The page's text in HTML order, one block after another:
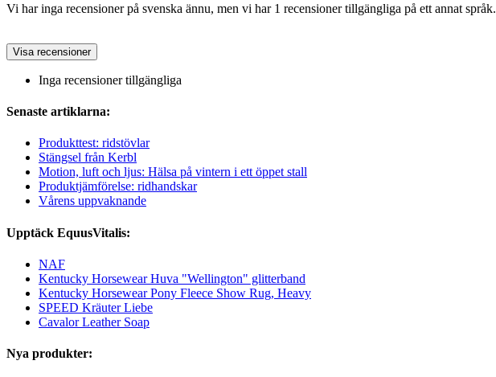
Vi har inga recensioner på svenska ännu, men vi har 1 recensioner tillgängliga på ett annat språk.
Visa recensioner
Inga recensioner tillgängliga
Senaste artiklarna:
Produkttest: ridstövlar
Stängsel från Kerbl
Motion, luft och ljus: Hälsa på vintern i ett öppet stall
Produktjämförelse: ridhandskar
Vårens uppvaknande
Upptäck EquusVitalis:
NAF
Kentucky Horsewear Huva "Wellington" glitterband
Kentucky Horsewear Pony Fleece Show Rug, Heavy
SPEED Kräuter Liebe
Cavalor Leather Soap
Nya produkter: